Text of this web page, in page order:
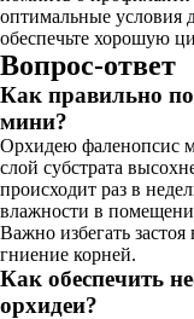
оптимальные условия
обеспечьте хорошую
Вопрос-ответ
Как правильно
мини?
Орхидею фаленопсис
слой субстрата
происходит раз в
влажности в
Важно избегать
гниение корней.
Как обеспечить
орхидеи?